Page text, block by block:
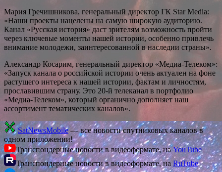
Мария Гречишникова, генеральный директор ГК Star Media:
«Наши проекты нацелены на самую широкую аудиторию.
Канал «Русская история» даст зрителям возможность пройти
через ключевые моменты нашей истории, особенно привлечь
внимание молодежи, заинтересованной в наследии страны».
Александр Косарим, генеральный директор «Медиа-Телеком»:
«Запуск канала о российской истории очень актуален на фоне
растущего интереса к нашей истории, фактам и личностям,
прославившим страну. Это 20-й телеканал в портфолио
«Медиа-Телеком», который органично дополняет наш
ассортимент тематических каналов».
SatNewsMobile— все новости спутниковых каналов в
одном приложении!
Транспондерные новости в видеоформате, наYouTube
Транспондерные новости в видеоформате, наRuTube